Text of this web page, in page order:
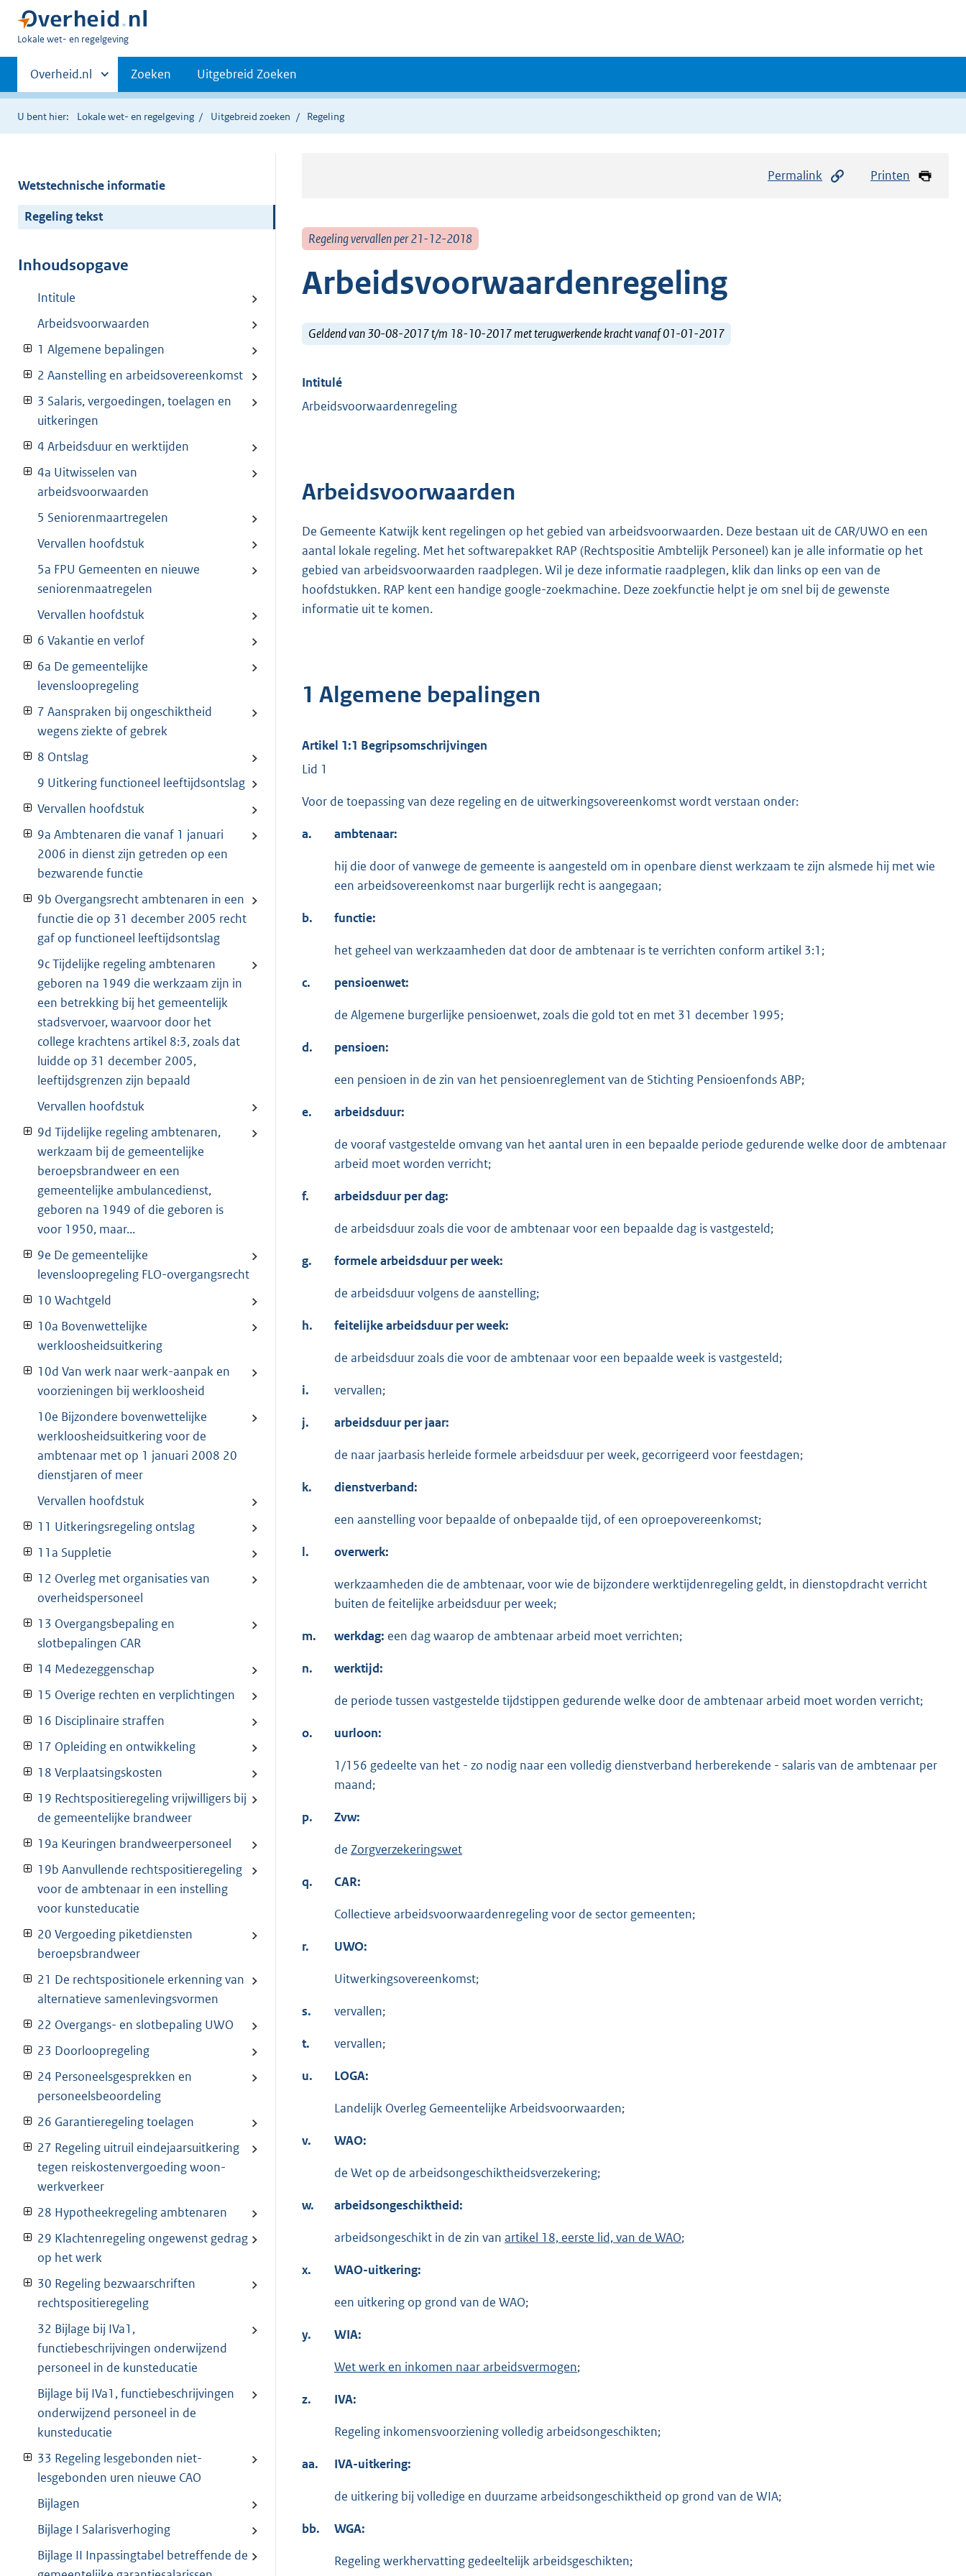
U
hier:
Lokale wet- en regelgeving
Primaire
navigatie
Andere
sites
binnen
Overheid.nl Zoeken Uitgebreid Zoeken
U bent hier: Lokale wet- en regelgeving Uitgebreid zoeken Regeling
Wetstechnische informatie
Regeling tekst
Inhoudsopgave
Intitule
Arbeidsvoorwaarden
1 Algemene bepalingen
2 Aanstelling en arbeidsovereenkomst
3 Salaris, vergoedingen, toelagen en
uitkeringen
4 Arbeidsduur en werktijden
4a Uitwisselen van
arbeidsvoorwaarden
5 Seniorenmaartregelen
Vervallen hoofdstuk
5a FPU Gemeenten en nieuwe
seniorenmaatregelen
Vervallen hoofdstuk
6 Vakantie en verlof
6a De gemeentelijke
levensloopregeling
7 Aanspraken bij ongeschiktheid
wegens ziekte of gebrek
8 Ontslag
9 Uitkering functioneel leeftijdsontslag
Vervallen hoofdstuk
9a Ambtenaren die vanaf 1 januari
2006 in dienst zijn getreden op een
bezwarende functie
9b Overgangsrecht ambtenaren in een
functie die op 31 december 2005 recht
gaf op functioneel leeftijdsontslag
9c Tijdelijke regeling ambtenaren
geboren na 1949 die werkzaam zijn in
een betrekking bij het gemeentelijk
stadsvervoer, waarvoor door het
college krachtens artikel 8:3, zoals dat
luidde op 31 december 2005,
leeftijdsgrenzen zijn bepaald
Vervallen hoofdstuk
9d Tijdelijke regeling ambtenaren,
werkzaam bij de gemeentelijke
beroepsbrandweer en een
gemeentelijke ambulancedienst,
geboren na 1949 of die geboren is
voor 1950, maar...
9e De gemeentelijke
levensloopregeling FLO-overgangsrecht
10 Wachtgeld
10a Bovenwettelijke
werkloosheidsuitkering
10d Van werk naar werk-aanpak en
voorzieningen bij werkloosheid
10e Bijzondere bovenwettelijke
werkloosheidsuitkering voor de
ambtenaar met op 1 januari 2008 20
dienstjaren of meer
Vervallen hoofdstuk
11 Uitkeringsregeling ontslag
11a Suppletie
12 Overleg met organisaties van
overheidspersoneel
13 Overgangsbepaling en
slotbepalingen CAR
14 Medezeggenschap
15 Overige rechten en verplichtingen
16 Disciplinaire straffen
17 Opleiding en ontwikkeling
18 Verplaatsingskosten
19 Rechtspositieregeling vrijwilligers bij
de gemeentelijke brandweer
19a Keuringen brandweerpersoneel
19b Aanvullende rechtspositieregeling
voor de ambtenaar in een instelling
voor kunsteducatie
20 Vergoeding piketdiensten
beroepsbrandweer
21 De rechtspositionele erkenning van
alternatieve samenlevingsvormen
22 Overgangs- en slotbepaling UWO
23 Doorloopregeling
24 Personeelsgesprekken en
personeelsbeoordeling
26 Garantieregeling toelagen
27 Regeling uitruil eindejaarsuitkering
tegen reiskostenvergoeding woon-
werkverkeer
28 Hypotheekregeling ambtenaren
29 Klachtenregeling ongewenst gedrag
op het werk
30 Regeling bezwaarschriften
rechtspositieregeling
32 Bijlage bij IVa1,
functiebeschrijvingen onderwijzend
personeel in de kunsteducatie
Bijlage bij IVa1, functiebeschrijvingen
onderwijzend personeel in de
kunsteducatie
33 Regeling lesgebonden niet-
lesgebonden uren nieuwe CAO
Bijlagen
Bijlage I Salarisverhoging
Bijlage II Inpassingtabel betreffende de
Permalink Printen
Regeling vervallen per 21-12-2018
Arbeidsvoorwaardenregeling
Geldend van 30-08-2017 t/m 18-10-2017 met terugwerkende kracht vanaf 01-01-2017
Intitulé
Arbeidsvoorwaardenregeling
Arbeidsvoorwaarden
De Gemeente Katwijk kent regelingen op het gebied van arbeidsvoorwaarden. Deze bestaan uit de CAR/UWO en een
aantal lokale regeling. Met het softwarepakket RAP (Rechtspositie Ambtelijk Personeel) kan je alle informatie op het
gebied van arbeidsvoorwaarden raadplegen. Wil je deze informatie raadplegen, klik dan links op een van de
hoofdstukken. RAP kent een handige google-zoekmachine. Deze zoekfunctie helpt je om snel bij de gewenste
informatie uit te komen.
1 Algemene bepalingen
Artikel 1:1 Begripsomschrijvingen
Lid 1
Voor de toepassing van deze regeling en de uitwerkingsovereenkomst wordt verstaan onder:
a. ambtenaar:
hij die door of vanwege de gemeente is aangesteld om in openbare dienst werkzaam te zijn alsmede hij met wie
een arbeidsovereenkomst naar burgerlijk recht is aangegaan;
b. functie:
het geheel van werkzaamheden dat door de ambtenaar is te verrichten conform artikel 3:1;
c. pensioenwet:
de Algemene burgerlijke pensioenwet, zoals die gold tot en met 31 december 1995;
d. pensioen:
een pensioen in de zin van het pensioenreglement van de Stichting Pensioenfonds ABP;
e. arbeidsduur:
de vooraf vastgestelde omvang van het aantal uren in een bepaalde periode gedurende welke door de ambtenaar
arbeid moet worden verricht;
f. arbeidsduur per dag:
de arbeidsduur zoals die voor de ambtenaar voor een bepaalde dag is vastgesteld;
g. formele arbeidsduur per week:
de arbeidsduur volgens de aanstelling;
h. feitelijke arbeidsduur per week:
de arbeidsduur zoals die voor de ambtenaar voor een bepaalde week is vastgesteld;
i. vervallen;
j. arbeidsduur per jaar:
de naar jaarbasis herleide formele arbeidsduur per week, gecorrigeerd voor feestdagen;
k. dienstverband:
een aanstelling voor bepaalde of onbepaalde tijd, of een oproepovereenkomst;
l. overwerk:
werkzaamheden die de ambtenaar, voor wie de bijzondere werktijdenregeling geldt, in dienstopdracht verricht
buiten de feitelijke arbeidsduur per week;
m. werkdag: een dag waarop de ambtenaar arbeid moet verrichten;
n. werktijd:
de periode tussen vastgestelde tijdstippen gedurende welke door de ambtenaar arbeid moet worden verricht;
o. uurloon:
1/156 gedeelte van het - zo nodig naar een volledig dienstverband herberekende - salaris van de ambtenaar per
maand;
p. Zvw:
de Zorgverzekeringswet
q. CAR:
Collectieve arbeidsvoorwaardenregeling voor de sector gemeenten;
r. UWO:
Uitwerkingsovereenkomst;
s. vervallen;
t. vervallen;
u. LOGA:
Landelijk Overleg Gemeentelijke Arbeidsvoorwaarden;
v. WAO:
de Wet op de arbeidsongeschiktheidsverzekering;
w. arbeidsongeschiktheid:
arbeidsongeschikt in de zin van artikel 18, eerste lid, van de WAO;
x. WAO-uitkering:
een uitkering op grond van de WAO;
y. WIA:
Wet werk en inkomen naar arbeidsvermogen;
z. IVA:
Regeling inkomensvoorziening volledig arbeidsongeschikten;
aa. IVA-uitkering:
de uitkering bij volledige en duurzame arbeidsongeschiktheid op grond van de WIA;
bb. WGA:
Regeling werkhervatting gedeeltelijk arbeidsgeschikten;